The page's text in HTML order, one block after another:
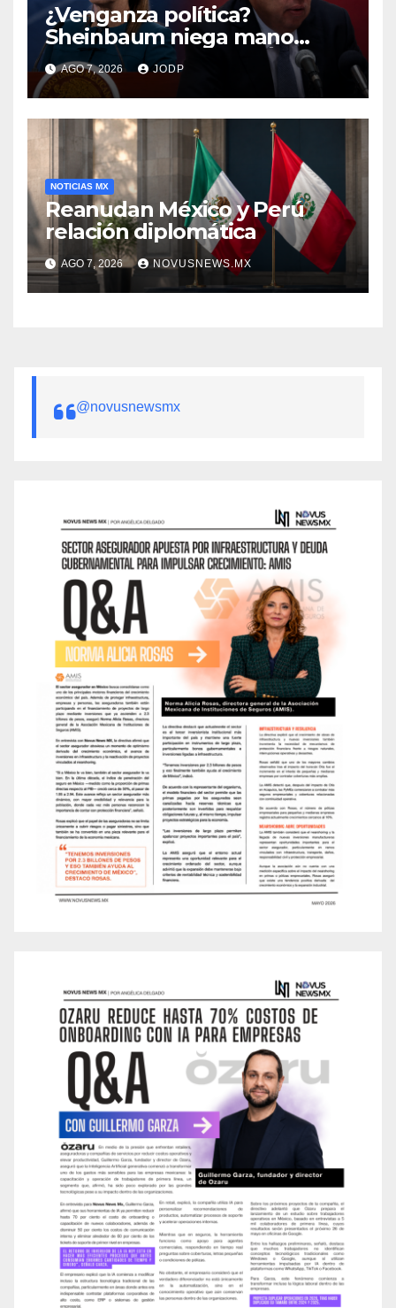
¿Venganza política?
Sheinbaum niega mano
negra en captura de Ángel
Aguirre
AGO 7, 2026 JODP
NOTICIAS MX
Reanudan México y Perú
relación diplomática
AGO 7, 2026 NOVUSNEWS.MX
@novusnewsmx